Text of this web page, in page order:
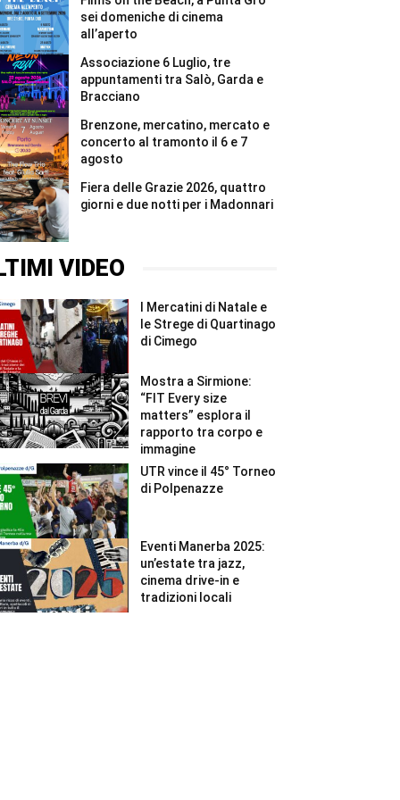
#Shorts
6
e
7
agosto
#Shorts
sei domeniche di cinema
all’aperto
Associazione 6 Luglio, tre
appuntamenti tra Salò, Garda e
Bracciano
Brenzone, mercatino, mercato e
concerto al tramonto il 6 e 7
agosto
Fiera delle Grazie 2026, quattro
giorni e due notti per i Madonnari
VIDEO
I Mercatini di Natale e
le Strege di Quartinago
di Cimego
Mostra a Sirmione:
“FIT Every size
matters” esplora il
rapporto tra corpo e
immagine
UTR vince il 45° Torneo
di Polpenazze
Eventi Manerba 2025:
un’estate tra jazz,
cinema drive-in e
tradizioni locali